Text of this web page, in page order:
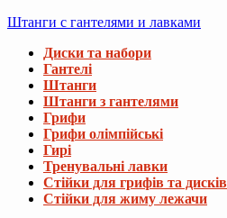
Штанги с гантелями и лавками
Диски та набори
Гантелі
Штанги
Штанги з гантелями
Грифи
Грифи олімпійські
Гирі
Тренувальні лавки
Стійки для грифів та дисків
Стійки для жиму лежачи